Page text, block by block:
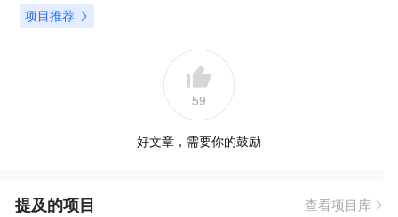
项目推荐
59
好文章，需要你的鼓励
提及的项目 查看项目库